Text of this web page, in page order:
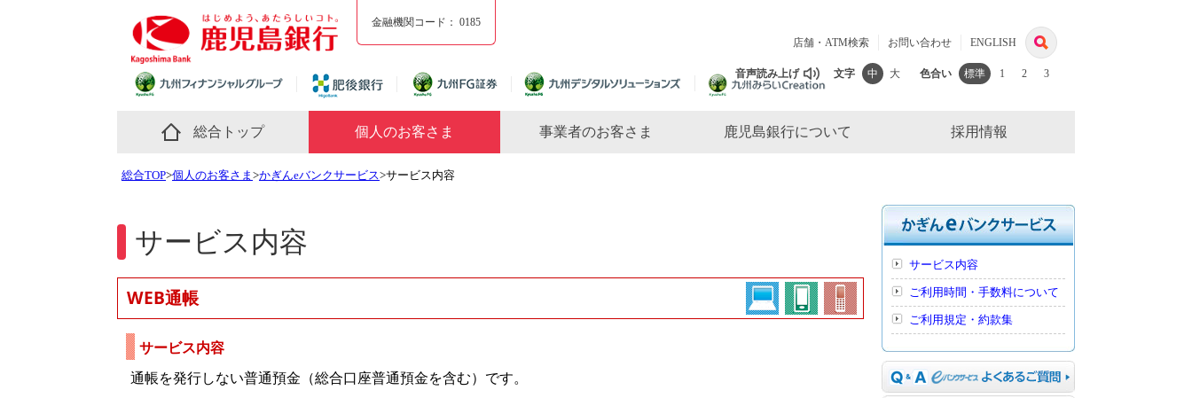
金融機関コード： 0185
店舗・ATM検索
お問い合わせ ENGLISH
検
索
音声読み上げ
文字 中 大 色合い 標準 1 2 3
総合トップ 個人のお客さま 事業者のお客さま 鹿児島銀行について 採用情報
総合TOP>個人のお客さま >かぎんeバンクサービス>サービス内容
サービス内容
ご利用時間・手数料について
ご利用規定・約款集
サービス内容
WEB通帳
サービス内容
通帳を発行しない普通預金（総合口座普通預金を含む）です。